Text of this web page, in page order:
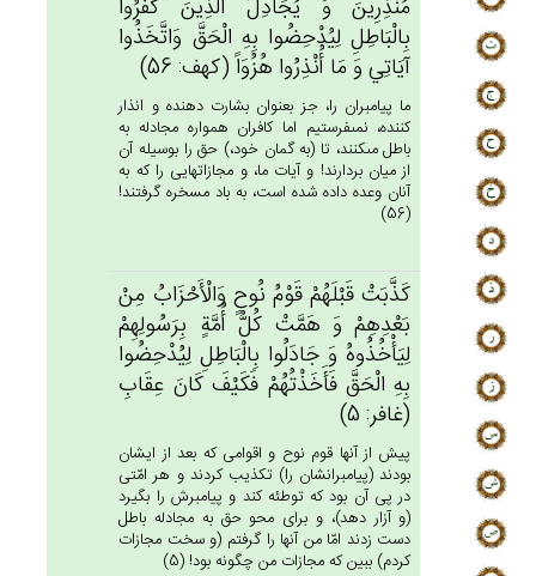
مُنْذِرِين‌َ وَ يُجَادِل‌ُ الَّذِين‌َ كَفَرُوا
بِالْبَاطِل‌ِ لِيُدْحِضُوا بِه‌ِ الْحَق‌َّ وَاتَّخَذُوا
آيَاتِي‌ وَ مَا أُنْذِرُوا هُزُوَاً (كهف: 56)
ما پيامبران را، جز بعنوان بشارت دهنده و انذار
كننده، نمى‏فرستيم اما كافران همواره مجادله به
باطل مى‏كنند، تا (به گمان خود،) حق را بوسيله آن
از ميان بردارند! و آيات ما، و مجازاتهايى را كه به
آنان وعده داده شده است، به باد مسخره گرفتند!
(56)
كَذَّبَت‌ْ قَبْلَهُم‌ْ قَوْم‌ُ نُوح‌ٍ وَالْأَحْزَاب‌ُ مِنْ‌
بَعْدِهِم‌ْ وَ هَمَّت‌ْ كُل‌ُّ أُمَّة‌ٍ بِرَسُولِهِم‌ْ
لِيَأْخُذُوه‌ُ وَ جَادَلُوا بِالْبَاطِل‌ِ لِيُدْحِضُوا
بِه‌ِ الْحَق‌َّ فَأَخَذْتُهُم‌ْ فَكَيْف‌َ كَان‌َ عِقَاب‌ِ
(غافر: 5)
پيش از آنها قوم نوح و اقوامى كه بعد از ايشان
بودند (پيامبرانشان را) تكذيب كردند و هر امّتى
در پى آن بود كه توطئه كند و پيامبرش را بگيرد
(و آزار دهد)، و براى محو حق به مجادله باطل
دست زدند امّا من آنها را گرفتم (و سخت مجازات
كردم) ببين كه مجازات من چگونه بود! (5)